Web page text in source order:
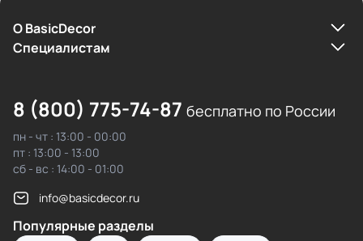
О BasicDecor
Cпециалистам
8 (800) 775-74-87 бесплатно по России
пн - чт : 13:00 - 00:00
пт : 13:00 - 13:00
сб - вс : 14:00 - 01:00
info@basicdecor.ru
Популярные разделы